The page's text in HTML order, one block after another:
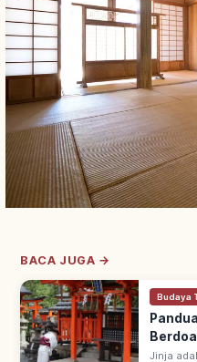
BACA JUGA →
Budaya
Jinja